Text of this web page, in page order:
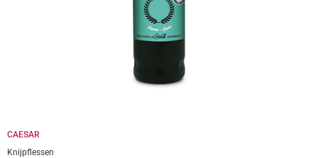
CAESAR
Knijpflessen